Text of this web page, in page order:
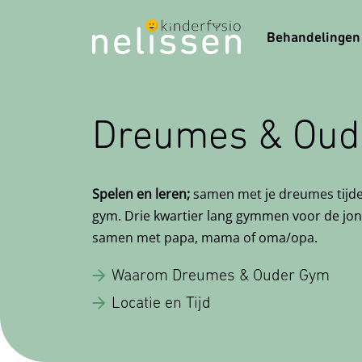
Afspraak
Om een afspraak te maken met de praktijk
bereiken via het invullen van het
bellen, dan kan dat natuurlijk ook.
Telefoon 06 51 64 40 24
Behandelingen
Behandelingen
Coaching &
Over ons
Dreumes &
Spelen en leren;samen met je dreumes
gym. Drie kwartier lang gymmen voor de
samen met papa, mama of oma/opa.
Waarom Dreumes & Ouder Gym
Locatie en Tijd